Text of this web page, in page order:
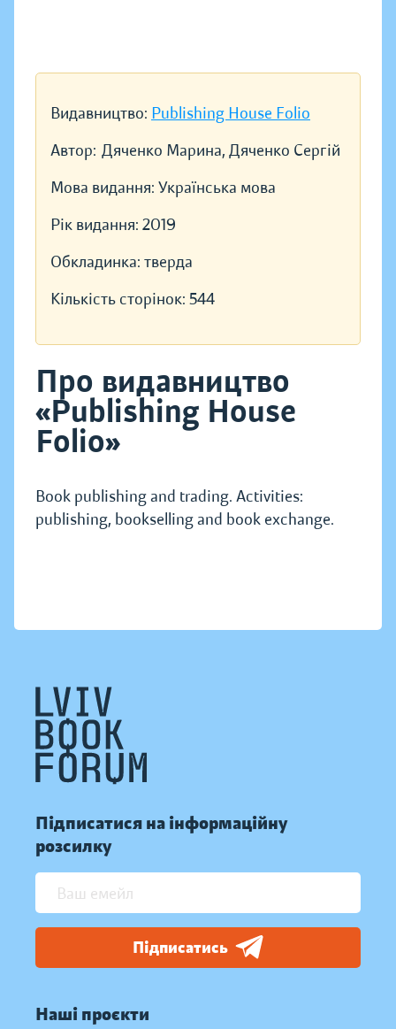
Видавництво: Publishing House Folio
Автор: Дяченко Марина, Дяченко Сергій
Мова видання: Українська мова
Рік видання: 2019
Обкладинка: тверда
Кількість сторінок: 544
Про видавництво
«Publishing House
Folio»
Book publishing and trading. Activities:
publishing, bookselling and book exchange.
Підписатися на інформаційну
розсилку
Підписатись
Наші проєкти